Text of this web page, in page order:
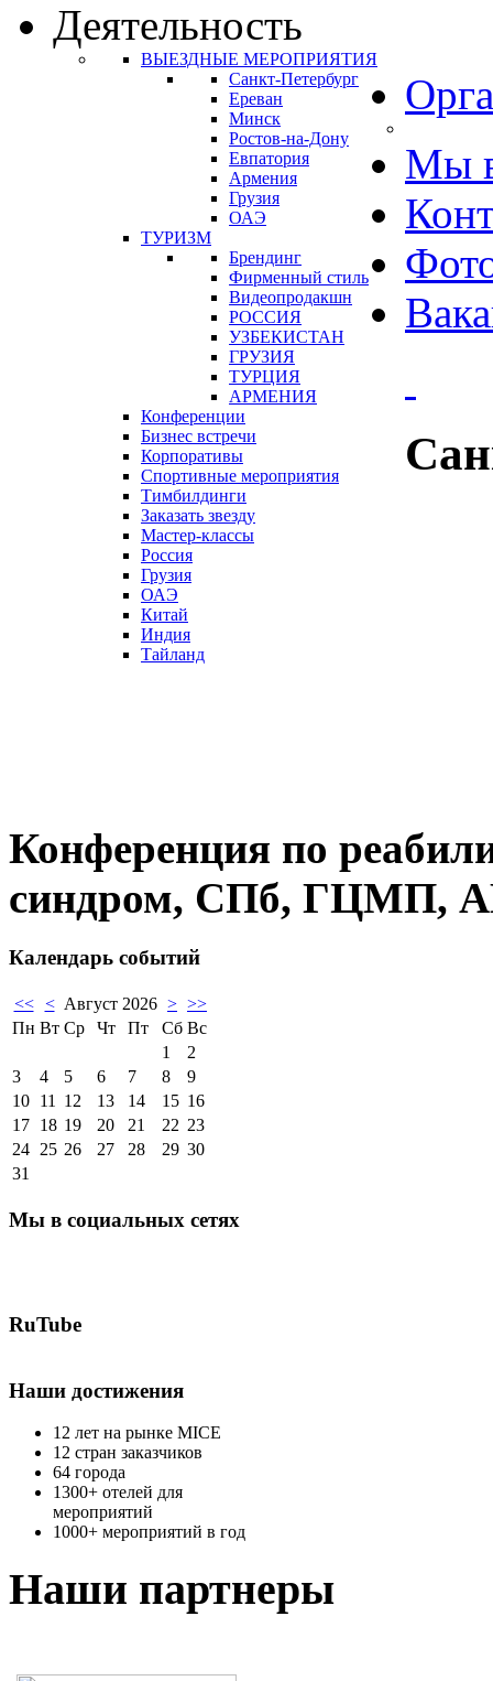
Деятельность
ВЫЕЗДНЫЕ МЕРОПРИЯТИЯ
Санкт-Петербург
Ереван
Минск
Ростов-на-Дону
Евпатория
Армения
Грузия
ОАЭ
ТУРИЗМ
Брендинг
Фирменный стиль
Видеопродакшн
РОССИЯ
УЗБЕКИСТАН
ГРУЗИЯ
ТУРЦИЯ
АРМЕНИЯ
Конференции
Бизнес встречи
Корпоративы
Спортивные мероприятия
Тимбилдинги
Заказать звезду
Мастер-классы
Россия
Грузия
ОАЭ
Китай
Индия
Тайланд
Мы
Конференция по
синдром, СПб, ГЦМП,
Календарь событий
<< < Август 2026 > >>
Пн Вт Ср Чт Пт Сб Вс
1
2
3
4 5 6 7 8
9
10 11 12 13 14 15 16
17 18 19 20 21 22 23
24 25 26 27 28 29 30
31
Мы в социальных сетях
RuTube
Наши достижения
12 лет на рынке MICE
12 стран заказчиков
64 города
1300+ отелей для
мероприятий
1000+ мероприятий в год
Наши партнеры